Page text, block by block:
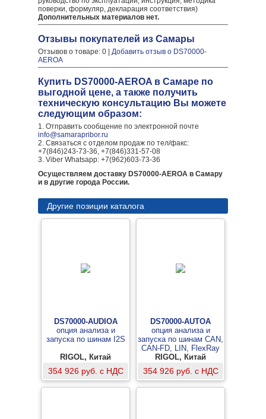
поверки, формуляр, декларация соответствия)
Дополнительных материалов нет.
Отзывы покупателей из Самары
Отзывов о товаре: 0 | Добавить отзыв о DS70000-
AEROA
Купить DS70000-AEROA в Самаре по
выгодной цене, а также получить
техническую консультацию Вы можете
следующим образом:
1. Отправить сообщение по электронной почте
info@samarapribor.ru
2. Связаться с отделом продаж по тел/факс:
+7(846)243-73-36, +7(846)331-57-08
3. Viber Whatsapp: +7(962)603-73-36
Осуществляем доставку DS70000-AEROA в Самару
и в другие города России.
Другие позиции каталога
DS70000-AUDIOA
опция анализа и
запуска по шинам I2S
RIGOL, Китай
354 926 руб. с НДС
DS70000-AUTOA
опция анализа и
запуска по шинам CAN,
CAN-FD, LIN, FlexRay
RIGOL, Китай
354 926 руб. с НДС